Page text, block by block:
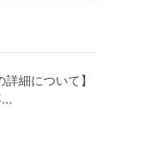
細について】